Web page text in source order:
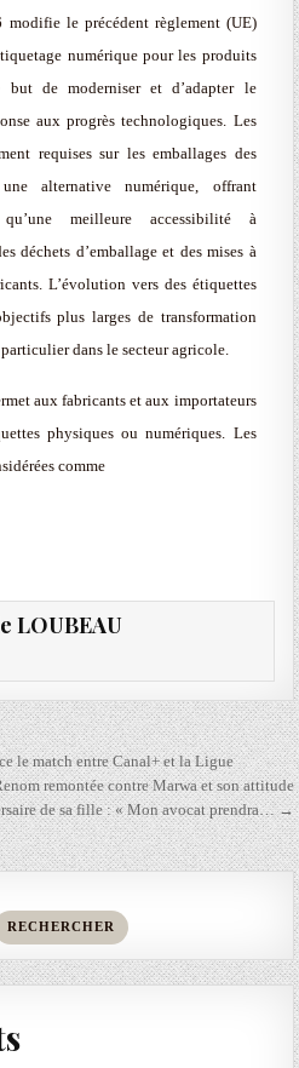
modifie le précédent règlement (UE)
numérique pour les produits
de moderniser et d’adapter le
aux progrès technologiques. Les
requises sur les emballages des
alternative numérique, offrant
meilleure accessibilité à
déchets d’emballage et des mises à
L’évolution vers des étiquettes
plus larges de transformation
dans le secteur agricole.
aux fabricants et aux importateurs
physiques ou numériques. Les
comme
LOUBEAU
le match entre Canal+ et la Ligue
remontée contre Marwa et son attitude
de sa fille : « Mon avocat prendra… →
RECHERCHER